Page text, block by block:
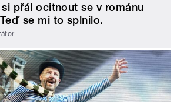
přál ocitnout se v románu
se mi to splnilo.